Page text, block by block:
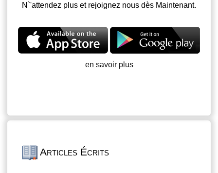
N`'attendez plus et rejoignez nous dès Maintenant.
en savoir plus
Articles Écrits